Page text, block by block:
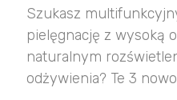
Szukasz
pielęgnację z wysoką
naturalnym
odżywienia? Te 3